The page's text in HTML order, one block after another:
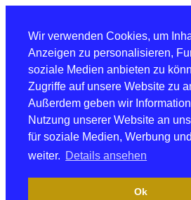
Wir verwenden Cookies, um
Anzeigen zu personalisieren,
soziale Medien anbieten zu
Zugriffe auf unsere Website zu
Außerdem geben wir
Nutzung unserer Website an
für soziale Medien, Werbung
weiter. Details ansehen
Ok